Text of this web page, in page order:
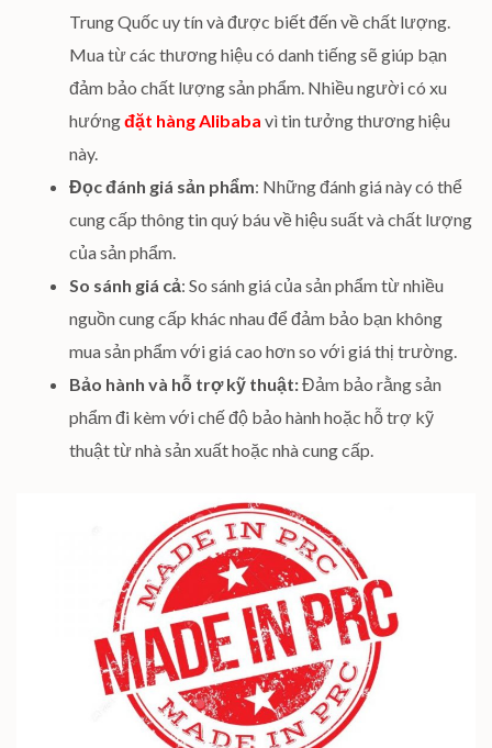
Trung Quốc uy tín và được biết đến về chất lượng.
Mua từ các thương hiệu có danh tiếng sẽ giúp bạn
đảm bảo chất lượng sản phẩm. Nhiều người có xu
hướngđặt hàng Alibaba vì tin tưởng thương hiệu
này.
Đọc đánh giá sản phẩm: Những đánh giá này có thể
cung cấp thông tin quý báu về hiệu suất và chất lượng
của sản phẩm.
So sánh giá cả: So sánh giá của sản phẩm từ nhiều
nguồn cung cấp khác nhau để đảm bảo bạn không
mua sản phẩm với giá cao hơn so với giá thị trường.
Bảo hành và hỗ trợ kỹ thuật:Đảm bảo rằng sản
phẩm đi kèm với chế độ bảo hành hoặc hỗ trợ kỹ
thuật từ nhà sản xuất hoặc nhà cung cấp.